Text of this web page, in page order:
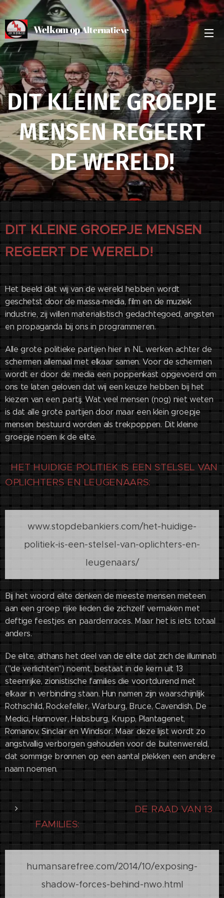
Welkom opAlternatieve
Media Nederland
DIT KLEINE GROEPJE
MENSEN REGEERT
DE WERELD!
DIT KLEINE GROEPJE MENSEN
REGEERT DE WERELD!
Het beeld dat wij van de wereld hebben wordt
geschetst door de massa-media, film en de muziek
industrie, zij willen materialistisch gedachtegoed, angsten
en propaganda bij ons in programmeren.
Alle grote politieke partijen hier in NL werken achter de
schermen allemaal met elkaar samen. Voor de schermen
wordt er door de media een poppenkast opgevoerd om
ons te laten geloven dat wij een keuze hebben bij het
kiezen van een partij. Wat veel mensen (nog) niet weten
is dat alle grote partijen door maar een klein groepje
mensen bestuurd worden als trekpoppen. Dit kleine
groepje noem ik de elite.
HET HUIDIGE POLITIEK IS EEN STELSEL VAN
OPLICHTERS EN LEUGENAARS:
www.stopdebankiers.com/het-huidige-
politiek-is-een-stelsel-van-oplichters-en-
leugenaars/
Bij het woord elite denken de meeste mensen meteen
aan een groep rijke lieden die zichzelf vermaken met
deftige feestjes en paardenraces. Maar het is iets totaal
anders.
De elite, althans het deel van de elite dat zich de illuminati
("de verlichten") noemt, bestaat in de kern uit 13
steenrijke, zionistische families die voortdurend met
elkaar in verbinding staan. Hun namen zijn waarschijnlijk
Rothschild, Rockefeller, Warburg, Bruce, Cavendish, De
Medici, Hannover, Habsburg, Krupp, Plantagenet,
Romanov, Sinclair en Windsor. Maar deze lijst wordt zo
angstvallig verborgen gehouden voor de buitenwereld,
dat sommige bronnen op een aantal plekken een andere
naam noemen.
DE RAAD VAN 13
FAMILIES:
humansarefree.com/2014/10/exposing-
shadow-forces-behind-nwo.html